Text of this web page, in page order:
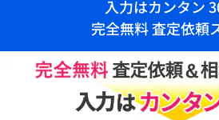
入力はカンタン
完全無料 査定依頼